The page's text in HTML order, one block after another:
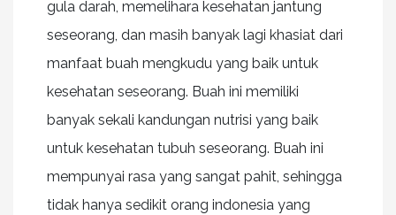
gula darah, memelihara kesehatan jantung
seseorang, dan masih banyak lagi khasiat dari
manfaat buah mengkudu yang baik untuk
kesehatan seseorang. Buah ini memiliki
banyak sekali kandungan nutrisi yang baik
untuk kesehatan tubuh seseorang. Buah ini
mempunyai rasa yang sangat pahit, sehingga
tidak hanya sedikit orang indonesia yang